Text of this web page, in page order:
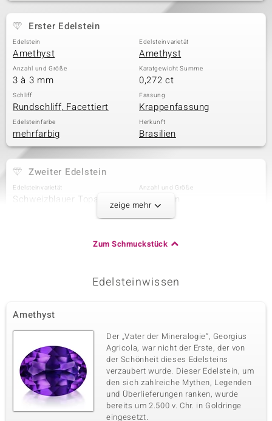
Erster Edelstein
Edelstein
Amethyst
Edelsteinvarietät
Amethyst
Anzahl und Größe
3 à 3 mm
Karatgewicht Summe
0,272 ct
Schliff
Rundschliff, Facettiert
Fassung
Krappenfassung
Edelsteinfarbe
mehrfarbig
Herkunft
Brasilien
Zweiter Edelstein
Edelsteinvarietät
Schweizblauer Topas
Anzahl und Größe
3 à 3 mm
Herkunft
Citrin
Karatgewicht Summe
0,179 ct
Schliff
Rundschliff
Fassung
Krappenfassung
Herkunft
Brasilien
Vierter Edelstein
zeige mehr
Zum Schmuckstück
Edelsteinwissen
Amethyst
Der „Vater der Mineralogie“, Georgius
Agricola, war nicht der Erste, der von
der Schönheit dieses Edelsteins
verzaubert wurde. Dieser Edelstein, um
den sich zahlreiche Mythen, Legenden
und Überlieferungen ranken, wurde
bereits um 2.500 v. Chr. in Goldringe
eingesetzt.